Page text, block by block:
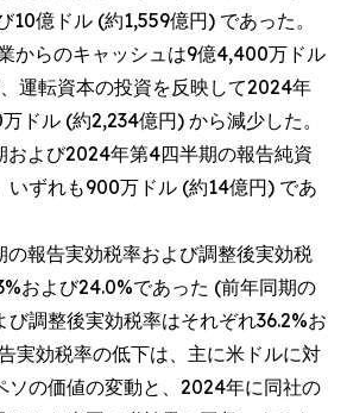
10億ドル (約1,559億円) であった。
からのキャッシュは9億4,400万ドル
運転資本の投資を反映して2024年
ドル (約2,234億円) から減少した。
よび2024年第4四半期の報告純資
いずれも900万ドル (約14億円) であ
報告実効税率および調整後実効税
および24.0%であった (前年同期の
び調整後実効税率はそれぞれ36.2%お
実効税率の低下は、主に米ドルに対
ソの価値の変動と、2024年に同社の